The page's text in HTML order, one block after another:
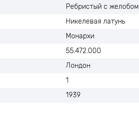
Ребристый с желобом
Никелевая латунь
Монархи
55.472.000
Лондон
1
1939